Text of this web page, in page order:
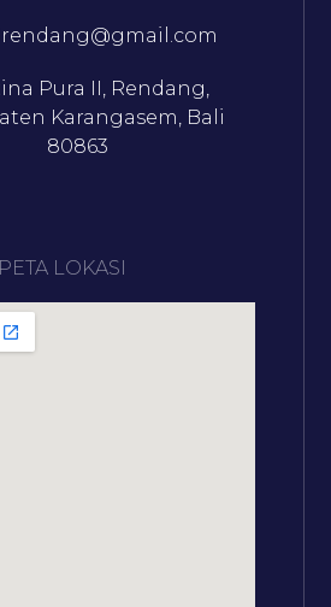
Pura II, Rendang,
Karangasem, Bali
80863
PETA LOKASI